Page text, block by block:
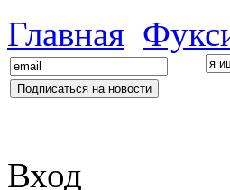
Главная
Вход